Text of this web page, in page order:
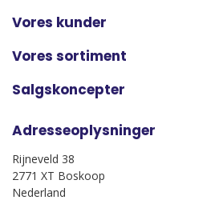
Vores kunder
Vores sortiment
Salgskoncepter
Adresseoplysninger
Rijneveld 38
2771 XT Boskoop
Nederland